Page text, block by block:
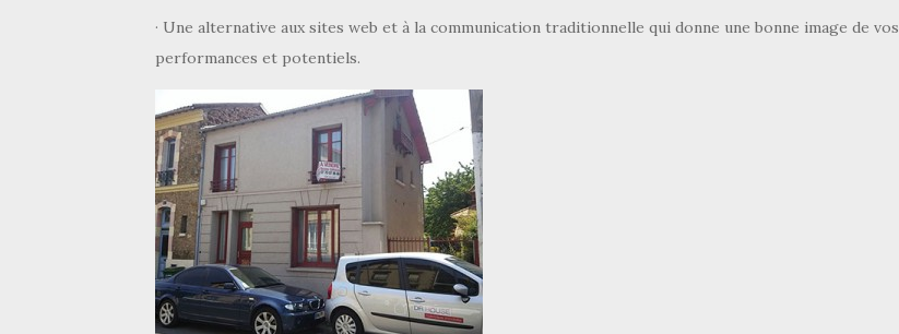
· Une alternative aux sites web et à la communication traditionnelle qui donne une bonne image de vos
performances et potentiels.